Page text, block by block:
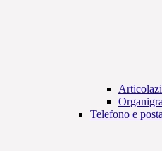
Telefono e